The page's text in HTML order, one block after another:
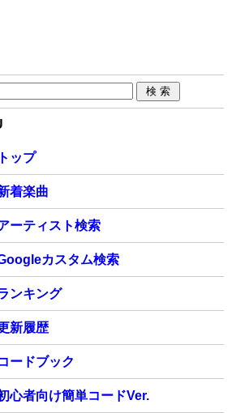
トップ
着楽曲
ーティスト検索
カスタム検索
ンキング
新履歴
ードブック
心者向け簡単コードVer.